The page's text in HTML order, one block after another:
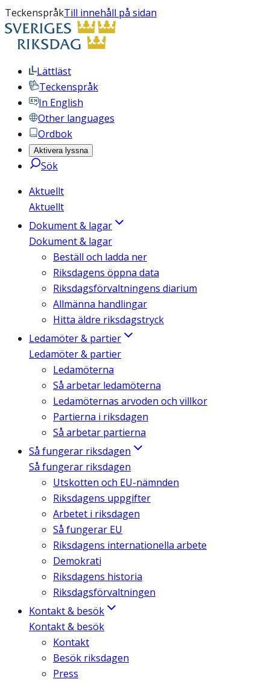
TeckenspråkTill innehåll på sidan
Lättläst
Teckenspråk
In English
Other languages
Ordbok
Aktivera lyssna
Sök
Aktuellt
Aktuellt
Dokument & lagar
Dokument & lagar
Beställ och ladda ner
Riksdagens öppna data
Riksdagsförvaltningens diarium
Allmänna handlingar
Hitta äldre riksdagstryck
Ledamöter & partier
Ledamöter & partier
Ledamöterna
Så arbetar ledamöterna
Ledamöternas arvoden och villkor
Partierna i riksdagen
Så arbetar partierna
Så fungerar riksdagen
Så fungerar riksdagen
Utskotten och EU-nämnden
Riksdagens uppgifter
Arbetet i riksdagen
Så fungerar EU
Riksdagens internationella arbete
Demokrati
Riksdagens historia
Riksdagsförvaltningen
Kontakt & besök
Kontakt & besök
Kontakt
Besök riksdagen
Press